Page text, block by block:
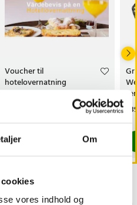
Om
vores indhold og
Voucher til
hotelovernatning